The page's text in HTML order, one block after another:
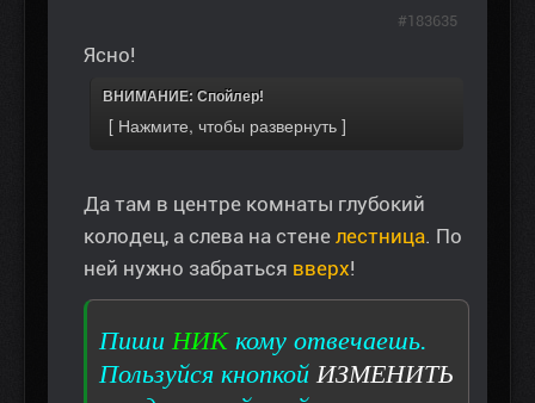
Ясно!
ВНИМАНИЕ: Спойлер!
Да там в центре комнаты глубокий
колодец, а слева на стене лестница. По
ней нужно забраться вверх!
Пиши НИКкому отвечаешь.
Пользуйся кнопкой ИЗМЕНИТЬ
#183635